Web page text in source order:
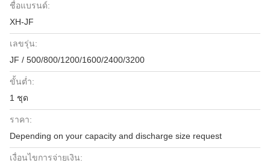
ชื่อแบรนด์:
XH-JF
เลขรุ่น:
JF / 500/800/1200/1600/2400/3200
ขั้นต่ำ:
1 ชุด
ราคา:
Depending on your capacity and discharge size request
เงื่อนไขการจ่ายเงิน: